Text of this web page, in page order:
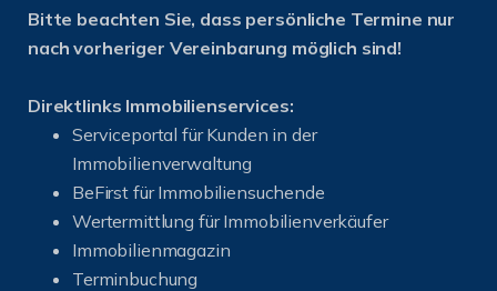
Bitte beachten Sie, dass persönliche Termine nur
nach vorheriger Vereinbarung möglich sind!
Direktlinks Immobilienservices:
Serviceportal für Kunden in der
Immobilienverwaltung
BeFirst für Immobiliensuchende
Wertermittlung für Immobilienverkäufer
Immobilienmagazin
Terminbuchung